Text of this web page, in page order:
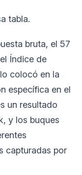
tabla.
bruta, el 57
Índice de
colocó en la
específica en el
un resultado
y los buques
capturadas por